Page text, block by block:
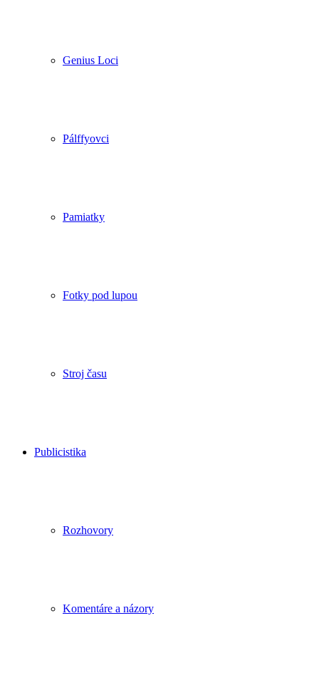
Genius Loci
Pálffyovci
Pamiatky
Fotky pod lupou
Stroj času
Publicistika
Rozhovory
Komentáre a názory